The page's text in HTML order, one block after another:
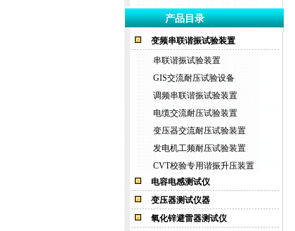
产品目录
变频串联谐振试验装置
串联谐振试验装置
GIS交流耐压试验设备
调频串联谐振试验装置
电缆交流耐压试验装置
变压器交流耐压试验装置
发电机工频耐压试验装置
CVT校验专用谐振升压装置
电容电感测试仪
变压器测试仪器
氧化锌避雷器测试仪